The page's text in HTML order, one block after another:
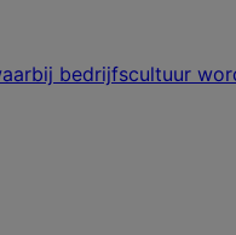
bedrijfscultuur